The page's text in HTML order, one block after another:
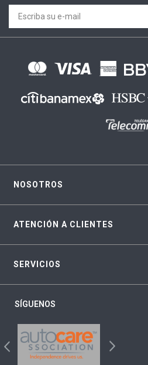
NOSOTROS
ATENCIÓN A CLIENTES
SERVICIOS
SÍGUENOS